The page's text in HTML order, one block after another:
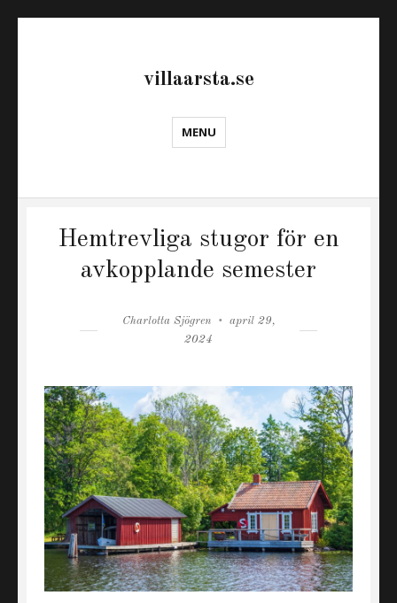
villaarsta.se
MENU
Hemtrevliga stugor för en
avkopplande semester
Author
Charlotta Sjögren
Posted
april 29,
2024